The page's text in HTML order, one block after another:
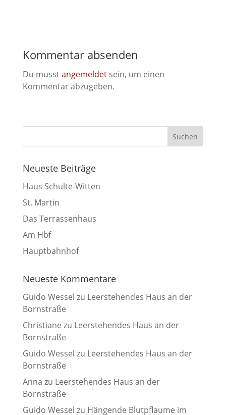
Kommentar absenden
Du musstangemeldetsein, um einen
Kommentar abzugeben.
Neueste Beiträge
Haus Schulte-Witten
St. Martin
Das Terrassenhaus
Am Hbf
Hauptbahnhof
Neueste Kommentare
Guido Wessel zu Leerstehendes Haus an der
Bornstraße
Christiane zu Leerstehendes Haus an der
Bornstraße
Guido Wessel zu Leerstehendes Haus an der
Bornstraße
Anna zu Leerstehendes Haus an der
Bornstraße
Guido Wessel zu Hängende Blutpflaume im